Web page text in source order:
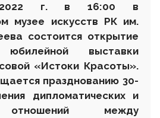
г. в 16:00 в
музее искусств РК им.
состоится открытие
юбилейной выставки
«Истоки Красоты».
празднованию 30-
дипломатических и
отношений между